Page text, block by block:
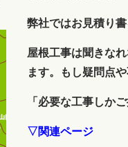
弊社ではお見積り
屋根工事は聞きな
ます。もし疑問点
「必要な工事しか
▽関連ページ